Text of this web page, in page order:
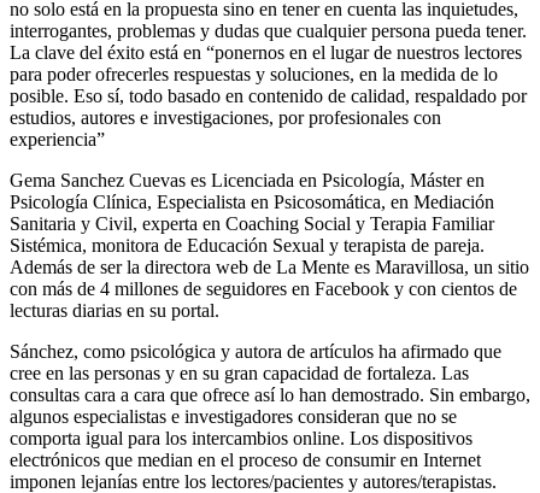
no solo está en la propuesta sino en tener en cuenta las inquietudes,
interrogantes, problemas y dudas que cualquier persona pueda tener.
La clave del éxito está en “ponernos en el lugar de nuestros lectores
para poder ofrecerles respuestas y soluciones, en la medida de lo
posible. Eso sí, todo basado en contenido de calidad, respaldado por
estudios, autores e investigaciones, por profesionales con
experiencia”
Gema Sanchez Cuevas es Licenciada en Psicología, Máster en
Psicología Clínica, Especialista en Psicosomática, en Mediación
Sanitaria y Civil, experta en Coaching Social y Terapia Familiar
Sistémica, monitora de Educación Sexual y terapista de pareja.
Además de ser la directora web de La Mente es Maravillosa, un sitio
con más de 4 millones de seguidores en Facebook y con cientos de
lecturas diarias en su portal.
Sánchez, como psicológica y autora de artículos ha afirmado que
cree en las personas y en su gran capacidad de fortaleza. Las
consultas cara a cara que ofrece así lo han demostrado. Sin embargo,
algunos especialistas e investigadores consideran que no se
comporta igual para los intercambios online. Los dispositivos
electrónicos que median en el proceso de consumir en Internet
imponen lejanías entre los lectores/pacientes y autores/terapistas.